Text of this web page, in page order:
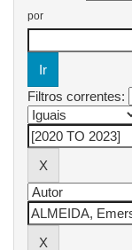
por
Filtros correntes: